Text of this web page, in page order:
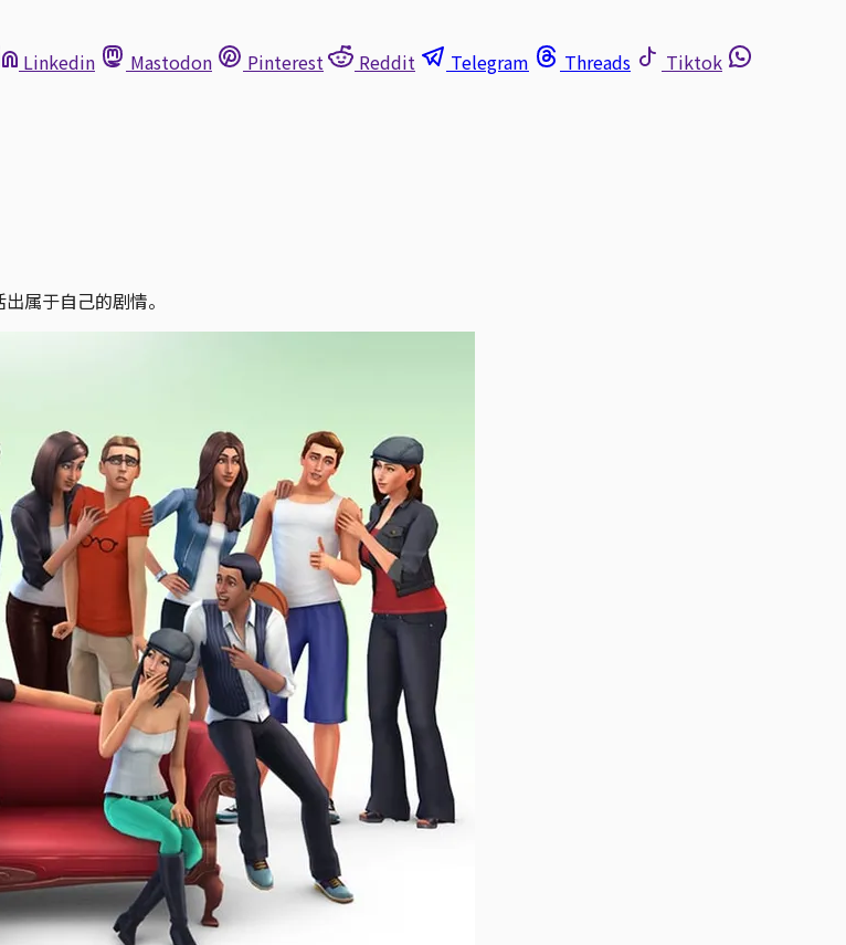
Linkedin Mastodon Pinterest Reddit Telegram Threads
Tiktok
属于自己的剧情。